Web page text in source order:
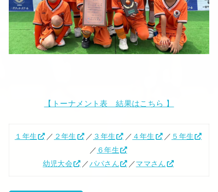
【トーナメント表 結果はこちら 】
１年生 ／ ２年生 ／ ３年生 ／ ４年生 ／ ５年生
／ ６年生
幼児大会
／パパさん ／ママさん